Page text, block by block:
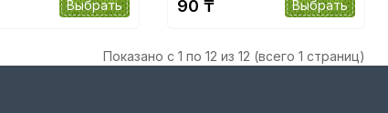
Выбрать 90 ₸ Выбрать
Показано с 1 по 12 из 12 (всего 1 страниц)